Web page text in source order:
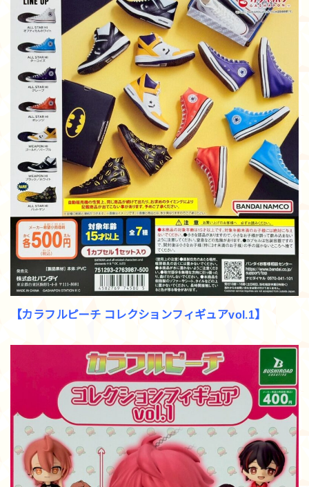
【カラフルピーチ コレクションフィギュアvol.1】